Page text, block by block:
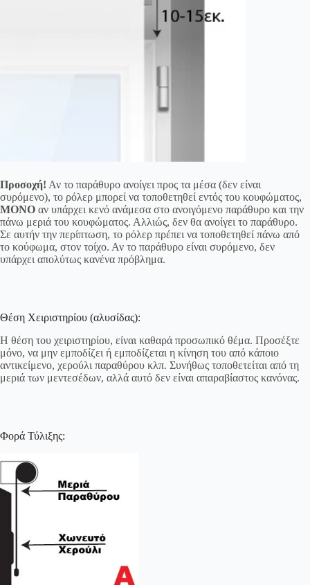
Προσοχή! Αν το παράθυρο ανοίγει προς τα μέσα (δεν είναι
συρόμενο), το ρόλερ μπορεί να τοποθετηθεί εντός του κουφώματος,
ΜΟΝΟ αν υπάρχει κενό ανάμεσα στο ανοιγόμενο παράθυρο και την
πάνω μεριά του κουφώματος. Αλλιώς, δεν θα ανοίγει το παράθυρο.
Σε αυτήν την περίπτωση, το ρόλερ πρέπει να τοποθετηθεί πάνω από
το κούφωμα, στον τοίχο. Αν το παράθυρο είναι συρόμενο, δεν
υπάρχει απολύτως κανένα πρόβλημα.
Θέση Χειριστηρίου (αλυσίδας):
Η θέση του χειριστηρίου, είναι καθαρά προσωπικό θέμα. Προσέξτε
μόνο, να μην εμποδίζει ή εμποδίζεται η κίνηση του από κάποιο
αντικείμενο, χερούλι παραθύρου κλπ. Συνήθως τοποθετείται από τη
μεριά των μεντεσέδων, αλλά αυτό δεν είναι απαραβίαστος κανόνας.
Φορά Τύλιξης: